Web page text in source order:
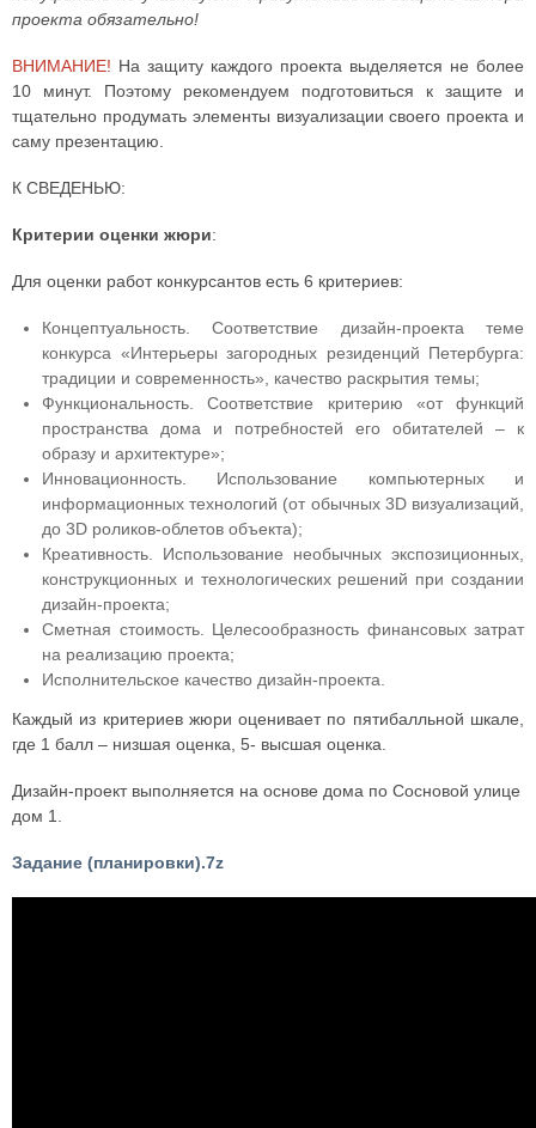
проекта обязательно!
ВНИМАНИЕ! На защиту каждого проекта выделяется не более
10 минут. Поэтому рекомендуем подготовиться к защите и
тщательно продумать элементы визуализации своего проекта и
саму презентацию.
К СВЕДЕНЬЮ:
Критерии оценки жюри:
Для оценки работ конкурсантов есть 6 критериев:
Концептуальность. Соответствие дизайн-проекта теме
конкурса «Интерьеры загородных резиденций Петербурга:
традиции и современность», качество раскрытия темы;
Функциональность. Соответствие критерию «от функций
пространства дома и потребностей его обитателей – к
образу и архитектуре»;
Инновационность. Использование компьютерных и
информационных технологий (от обычных 3D визуализаций,
до 3D роликов-облетов объекта);
Креативность. Использование необычных экспозиционных,
конструкционных и технологических решений при создании
дизайн-проекта;
Сметная стоимость. Целесообразность финансовых затрат
на реализацию проекта;
Исполнительское качество дизайн-проекта.
Каждый из критериев жюри оценивает по пятибалльной шкале,
где 1 балл – низшая оценка, 5- высшая оценка.
Дизайн-проект выполняется на основе дома по Сосновой улице
дом 1.
Задание (планировки).7z